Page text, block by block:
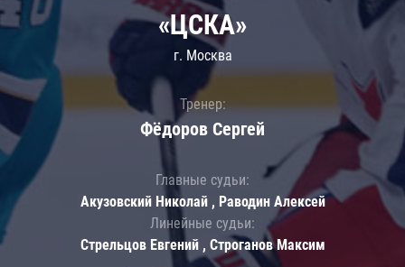
«ЦСКА»
г. Москва
Тренер:
Фёдоров Сергей
Главные судьи:
Акузовский Николай , Раводин Алексей
Линейные судьи:
Стрельцов Евгений , Строганов Максим